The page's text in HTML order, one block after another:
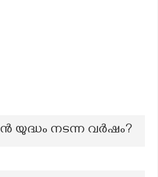
യുദ്ധം നടന്ന വർഷം?